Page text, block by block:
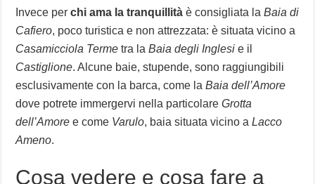
Invece perchi ama la tranquillità è consigliata laBaia di
Cafiero, poco turistica e non attrezzata: è situata vicino a
Casamicciola Terme tra laBaia degli Inglesi e il
Castiglione. Alcune baie, stupende, sono raggiungibili
esclusivamente con la barca, come laBaia dell’Amore
dove potrete immergervi nella particolareGrotta
dell’Amore e come Varulo, baia situata vicino aLacco
Ameno.
Cosa vedere e cosa fare a